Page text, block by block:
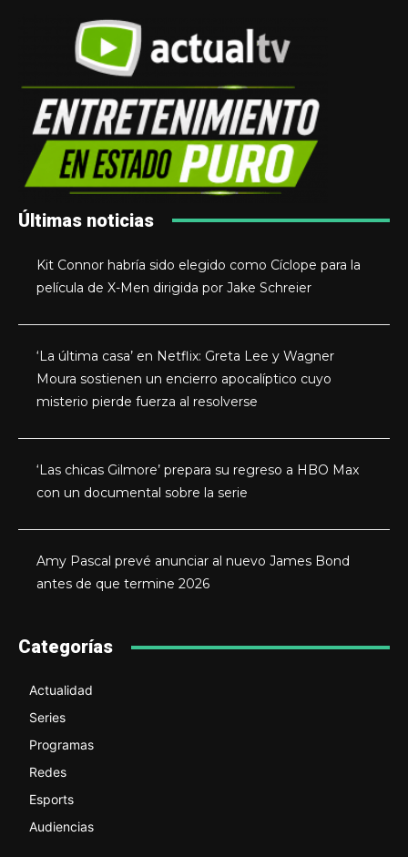
Últimas noticias
Kit Connor habría sido elegido como Cíclope para la
película de X-Men dirigida por Jake Schreier
‘La última casa’ en Netflix: Greta Lee y Wagner
Moura sostienen un encierro apocalíptico cuyo
misterio pierde fuerza al resolverse
‘Las chicas Gilmore’ prepara su regreso a HBO Max
con un documental sobre la serie
Amy Pascal prevé anunciar al nuevo James Bond
antes de que termine 2026
Categorías
Actualidad
Series
Programas
Redes
Esports
Audiencias